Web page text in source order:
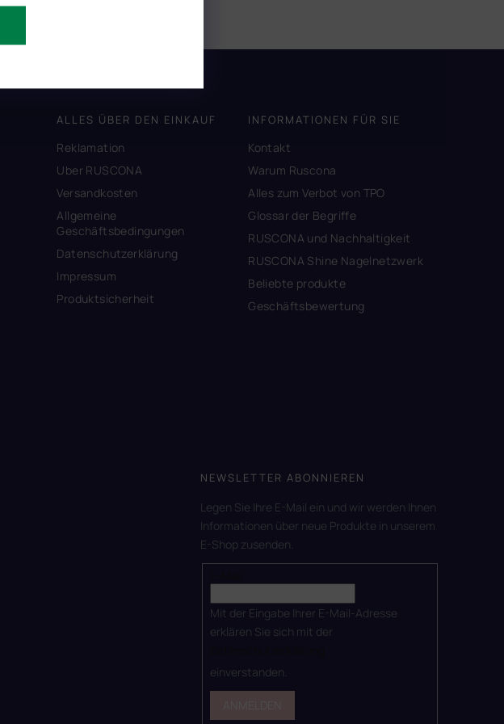
ALLES ÜBER DEN EINKAUF
Reklamation
Uber RUSCONA
Versandkosten
Allgemeine
Geschäftsbedingungen
Datenschutzerklärung
Impressum
Produktsicherheit
INFORMATIONEN FÜR SIE
Kontakt
Warum Ruscona
Alles zum Verbot von TPO
Glossar der Begriffe
RUSCONA und Nachhaltigkeit
RUSCONA Shine Nagelnetzwerk
Beliebte produkte
Geschäftsbewertung
NEWSLETTER ABONNIEREN
Legen Sie Ihre E-Mail ein und wir werden Ihnen
Informationen über neue Produkte in unserem
E-Shop zusenden.
Mit der Eingabe Ihrer E-Mail-Adresse
erklären Sie sich mit der
einverstanden.